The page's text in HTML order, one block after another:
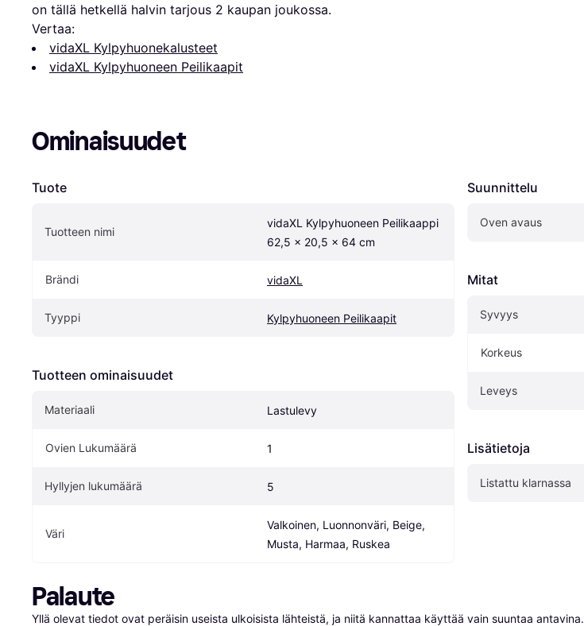
on tällä hetkellä halvin tarjous 2 kaupan joukossa.
Vertaa:
vidaXL Kylpyhuonekalusteet
vidaXL Kylpyhuoneen Peilikaapit
Ominaisuudet
Tuote
Tuotteen nimi
vidaXL Kylpyhuoneen Peilikaappi
62,5 x 20,5 x 64 cm
Brändi vidaXL
Tyyppi Kylpyhuoneen Peilikaapit
Tuotteen ominaisuudet
Materiaali Lastulevy
Ovien Lukumäärä 1
Hyllyjen lukumäärä 5
Väri
Valkoinen, Luonnonväri, Beige,
Musta, Harmaa, Ruskea
Suunnittelu
Oven avaus
Mitat
Syvyys
Korkeus
Leveys
Lisätietoja
Listattu klarnassa
Palaute
Yllä olevat tiedot ovat peräisin useista ulkoisista lähteistä, ja niitä kannattaa käyttää vain suuntaa antavina.